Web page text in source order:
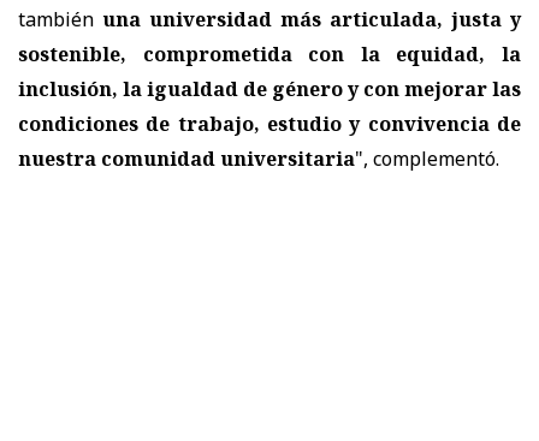
también una universidad más articulada, justa y
sostenible, comprometida con la equidad, la
inclusión, la igualdad de género y con mejorar las
condiciones de trabajo, estudio y convivencia de
nuestra comunidad universitaria", complementó.